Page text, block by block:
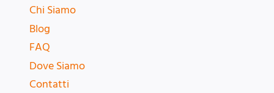
Chi Siamo
Blog
FAQ
Dove Siamo
Contatti